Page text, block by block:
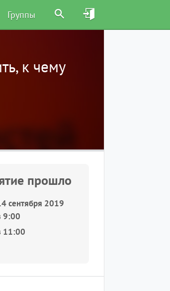
Группы
к чему
прошло
сентября 2019
9:00
11:00